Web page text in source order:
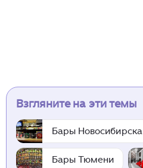
Взгляните на эти темы
Бары Новосибирска
Бары Тюмени